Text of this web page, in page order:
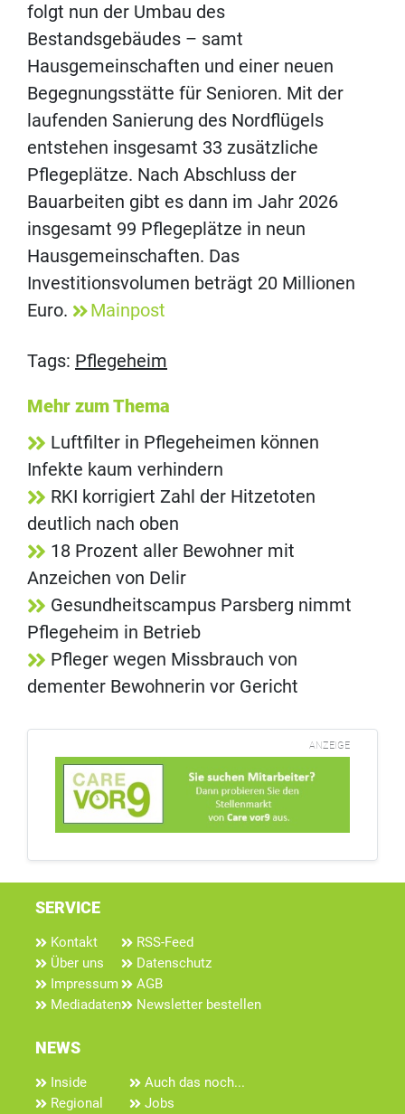
folgt nun der Umbau des
Bestandsgebäudes – samt
Hausgemeinschaften und einer neuen
Begegnungsstätte für Senioren. Mit der
laufenden Sanierung des Nordflügels
entstehen insgesamt 33 zusätzliche
Pflegeplätze. Nach Abschluss der
Bauarbeiten gibt es dann im Jahr 2026
insgesamt 99 Pflegeplätze in neun
Hausgemeinschaften. Das
Investitionsvolumen beträgt 20 Millionen
Euro.
Mainpost
Tags: Pflegeheim
Mehr zum Thema
Luftfilter in Pflegeheimen können
Infekte kaum verhindern
RKI korrigiert Zahl der Hitzetoten
deutlich nach oben
18 Prozent aller Bewohner mit
Anzeichen von Delir
Gesundheitscampus Parsberg nimmt
Pflegeheim in Betrieb
Pfleger wegen Missbrauch von
dementer Bewohnerin vor Gericht
ANZEIGE
SERVICE
Kontakt
Über uns
Impressum
Mediadaten
RSS-Feed
Datenschutz
AGB
Newsletter bestellen
NEWS
Inside
Regional
Auch das noch...
Jobs